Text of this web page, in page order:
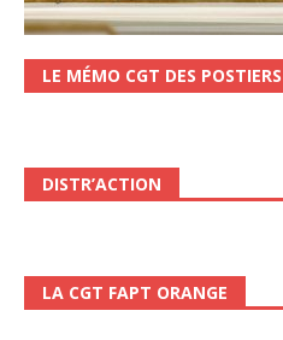
LE MÉMO CGT DES POSTIERS
DISTR’ACTION
LA CGT FAPT ORANGE